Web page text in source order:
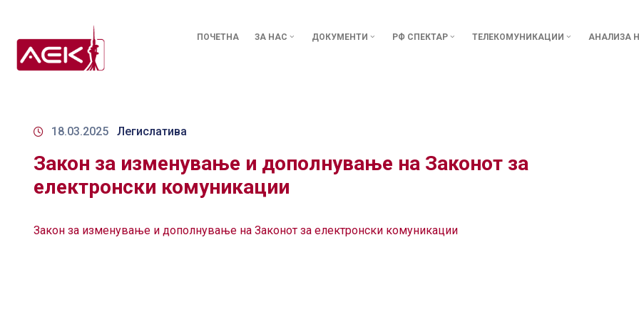
ПОЧЕТНА ЗА НАС ДОКУМЕНТИ РФ СПЕКТАР ТЕЛЕКОМУНИКАЦИИ АНАЛИЗА
18.03.2025 Легислатива
Закон за изменување и дополнување на Законот за
електронски комуникации
Закон за изменување и дополнување на Законот за електронски комуникации